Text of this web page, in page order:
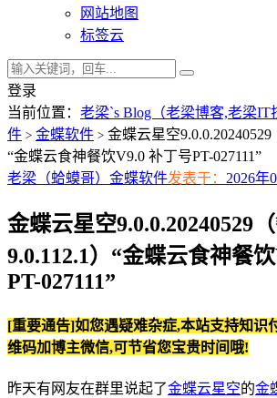
网站地图
标签云
登录
当前位置： 老梁`s Blog（老梁博客,老梁IT
件 > 金蝶软件 > 金蝶云星空9.0.0.20240529
“金蝶云食神餐饮V9.0 补丁号PT-027111”
老梁（蛤蟆哥） 金蝶软件发表于： 2026年
金蝶云星空9.0.0.20240529（
9.0.112.1）“金蝶云食神餐
PT-027111”
[重要通告]如您遇疑难杂症,本站支持知识
维码加博主微信,可节省您宝贵时间哦!
昨天有网友在群里说起了金蝶云星空的金